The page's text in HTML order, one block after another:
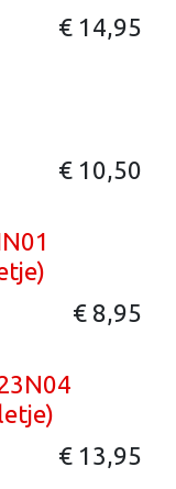
€ 14,95
€ 10,50
€ 8,95
€ 13,95